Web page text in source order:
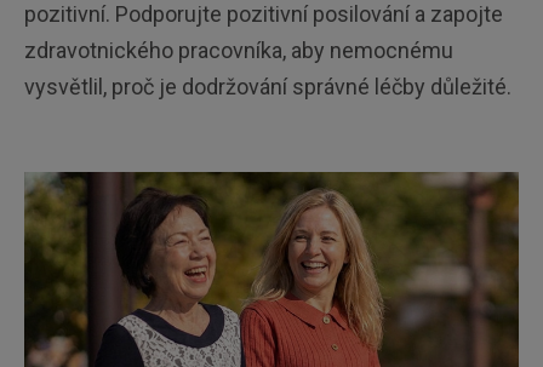
pozitivní. Podporujte pozitivní posilování a zapojte
zdravotnického pracovníka, aby nemocnému
vysvětlil, proč je dodržování správné léčby důležité.